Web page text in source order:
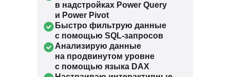
в надстройках Power Query
и Power Pivot
Быстро фильтрую данные
с помощью SQL-запросов
Анализирую данные
на продвинутом уровне
с помощью языка DAX